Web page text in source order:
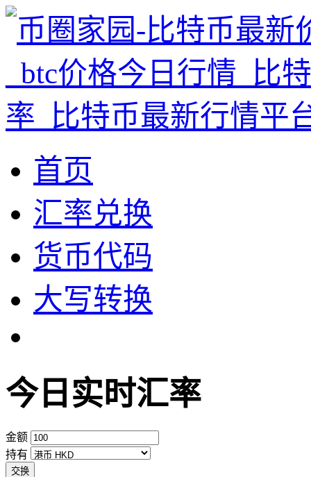
首页
汇率兑换
货币代码
大写转换
今日实时汇率
金额
持有
交换